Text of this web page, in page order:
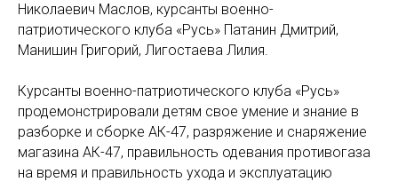
Николаевич Маслов, курсанты военно-
патриотического клуба «Русь» Патанин Дмитрий,
Манишин Григорий, Лигостаева Лилия.
Курсанты военно-патриотического клуба «Русь»
продемонстрировали детям свое умение и знание в
разборке и сборке АК-47, разряжение и снаряжение
магазина АК-47, правильность одевания противогаза
на время и правильность ухода и эксплуатацию